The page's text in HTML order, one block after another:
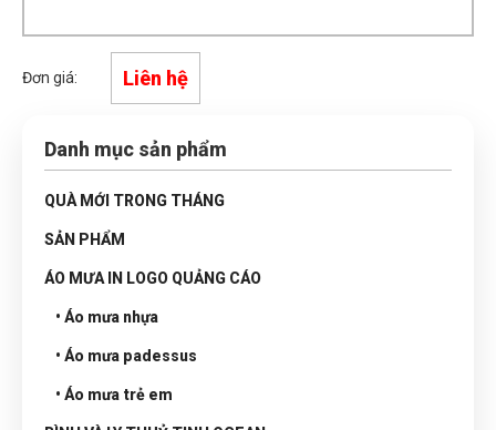
Đơn giá: Liên hệ
Danh mục sản phẩm
QUÀ MỚI TRONG THÁNG
SẢN PHẨM
ÁO MƯA IN LOGO QUẢNG CÁO
• Áo mưa nhựa
• Áo mưa padessus
• Áo mưa trẻ em